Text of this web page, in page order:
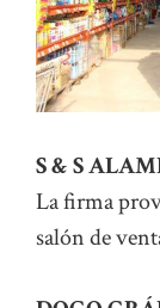
S & S
La firma
salón de